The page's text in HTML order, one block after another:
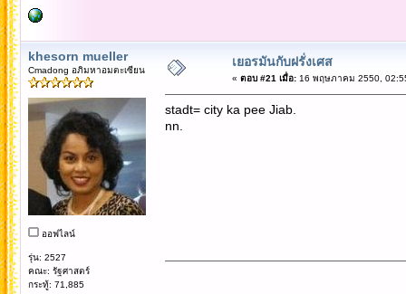
khesorn mueller
Cmadong อภิมหาอมตะเซียน
ออฟไลน์
รุ่น: 2527
คณะ: รัฐศาสตร์
กระทู้: 71,885
เยอรมันกับฝรั่งเศส
« ตอบ #21 เมื่อ:16 พฤษภาคม 2550,
stadt= city ka pee Jiab.
nn.